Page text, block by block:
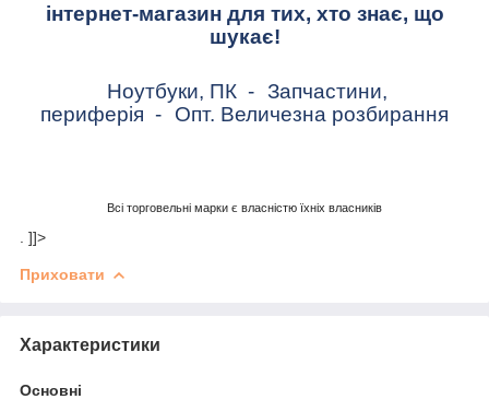
інтернет-магазин для тих, хто знає, що
шукає!
Ноутбуки, ПК - Запчастини,
периферія - Опт. Величезна розбирання
Всі торговельні марки є власністю їхніх власників
. ]]>
Приховати
Характеристики
Основні